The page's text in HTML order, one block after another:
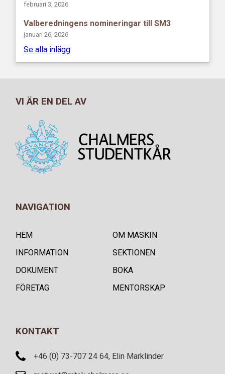
februari 3, 2026
Valberedningens nomineringar till SM3
januari 26, 2026
Se alla inlägg
VI ÄR EN DEL AV
NAVIGATION
HEM
OM MASKIN
INFORMATION
SEKTIONEN
DOKUMENT
BOKA
FÖRETAG
MENTORSKAP
KONTAKT
+46 (0) 73-707 24 64, Elin Marklinder